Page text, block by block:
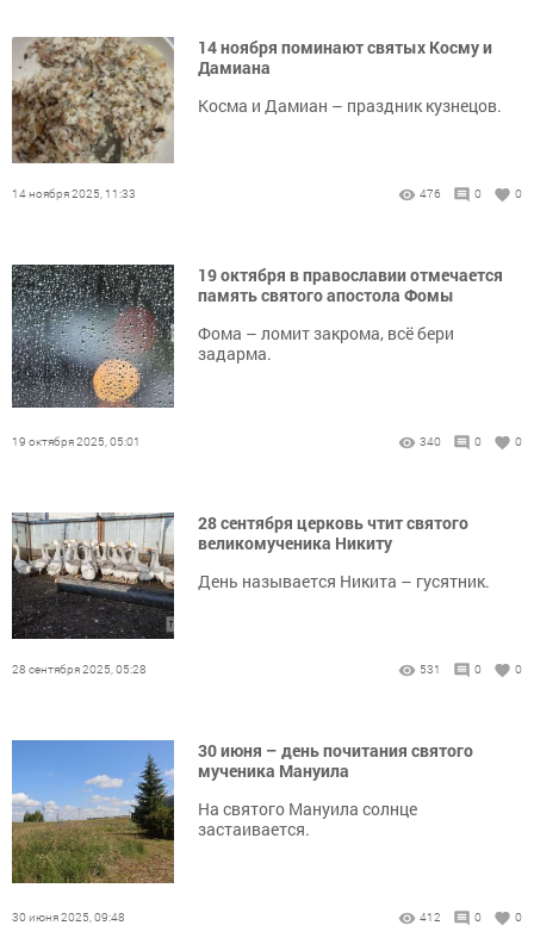
14 ноября поминают святых Косму и
Дамиана
Косма и Дамиан – праздник кузнецов.
14 ноября 2025, 11:33 476 0 0
19 октября в православии отмечается
память святого апостола Фомы
Фома – ломит закрома, всё бери
задарма.
19 октября 2025, 05:01 340 0 0
28 сентября церковь чтит святого
великомученика Никиту
День называется Никита – гусятник.
28 сентября 2025, 05:28 531 0 0
30 июня – день почитания святого
мученика Мануила
На святого Мануила солнце
застаивается.
30 июня 2025, 09:48 412 0 0